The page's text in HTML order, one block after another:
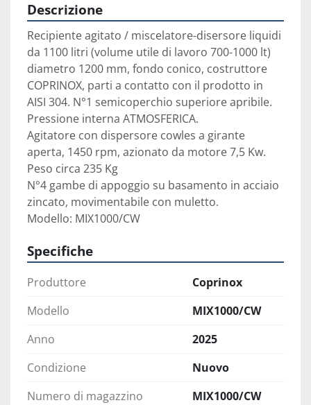
Descrizione
Recipiente agitato / miscelatore-disersore liquidi
da 1100 litri (volume utile di lavoro 700-1000 lt)
diametro 1200 mm, fondo conico, costruttore
COPRINOX, parti a contatto con il prodotto in
AISI 304. N°1 semicoperchio superiore apribile.
Pressione interna ATMOSFERICA.
Agitatore con dispersore cowles a girante
aperta, 1450 rpm, azionato da motore 7,5 Kw.
Peso circa 235 Kg
N°4 gambe di appoggio su basamento in acciaio
zincato, movimentabile con muletto.
Specifiche
Produttore
Coprinox
Modello
MIX1000/CW
Anno
2025
Condizione
Nuovo
Numero di magazzino
MIX1000/CW